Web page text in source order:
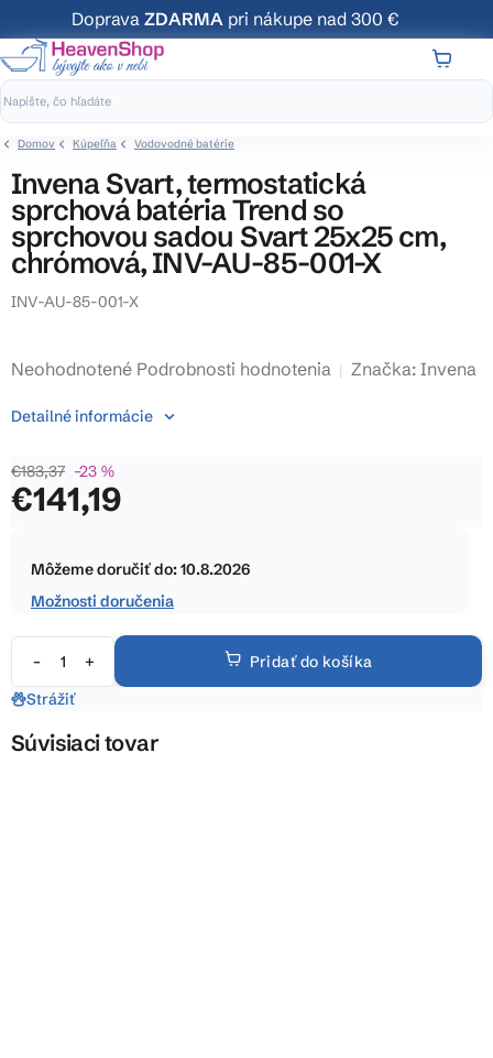
na
obsah
Doprava ZDARMA pri nákupe nad 300 €
Domov Kúpeľňa Vodovodné batérie
Invena Svart, termostatická
sprchová batéria Trend so
sprchovou sadou Svart 25x25 cm,
chrómová, INV-AU-85-001-X
INV-AU-85-001-X
Priemerné
produktu
0,0
z
Neohodnotené Podrobnosti hodnotenia Značka: Invena
€183,37 –23 %
€141,19
cena:
Môžeme doručiť do:10.8.2026
Možnosti doručenia
Pridať do košíka
Detailné informácie
Strážiť
Súvisiaci tovar